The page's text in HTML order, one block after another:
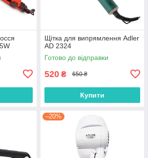
Щітка для випрямлення Adler
AD 2324
Готово до відправки
520 ₴ 650 ₴
Купити
–20%